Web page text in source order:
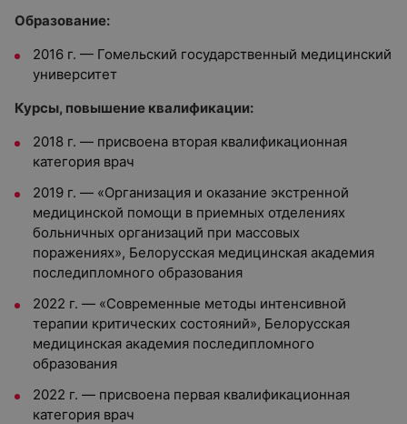
Образование:
2016 г. — Гомельский государственный медицинский
университет
Курсы, повышение квалификации:
2018 г. — присвоена вторая квалификационная
категория врач
2019 г. — «Организация и оказание экстренной
медицинской помощи в приемных отделениях
больничных организаций при массовых
поражениях», Белорусская медицинская академия
последипломного образования
2022 г. — «Современные методы интенсивной
терапии критических состояний», Белорусская
медицинская академия последипломного
образования
2022 г. — присвоена первая квалификационная
категория врач